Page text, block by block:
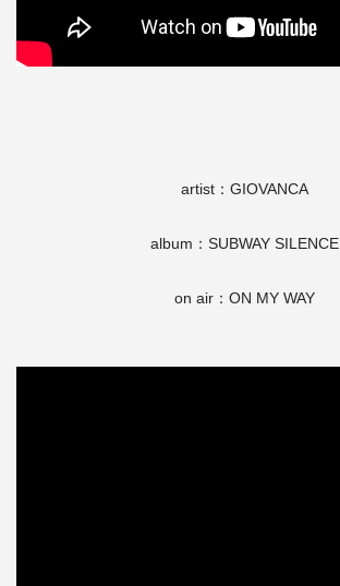
artist：GIOVANCA
album：SUBWAY SILENCE
on air：ON MY WAY